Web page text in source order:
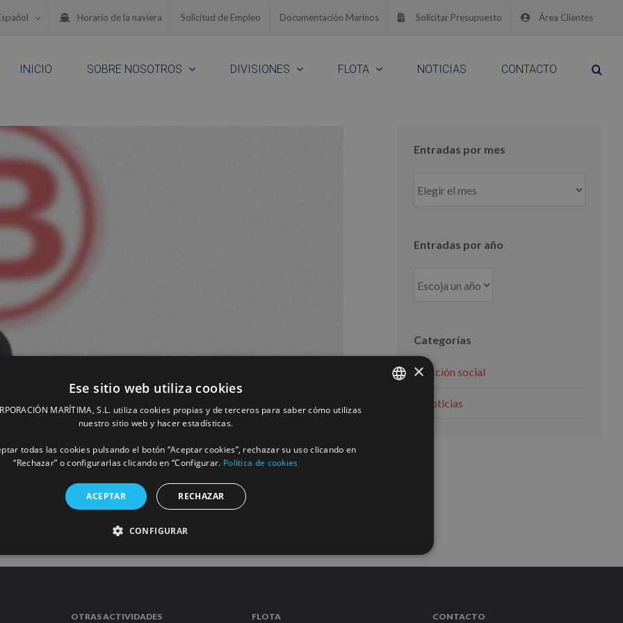
Horario de la naviera Solicitud de Empleo Documentación Marinos Solicitar Presupuesto Área Clientes
INICIO SOBRE NOSOTROS DIVISIONES FLOTA NOTICIAS CONTACTO
de Honor, la más alta distinción
MÁS INFORMACIÓN
Entradas por mes
por
Entradas por año
Categorías
Acción social
Noticias
OTRAS ACTIVIDADES FLOTA CONTACTO
×
Ese sitio web utiliza cookies
MARÍTIMA, S.L. utiliza cookies propias y de terceros para saber cómo utilizas
nuestro sitio web y hacer estadísticas.
todas las cookies pulsando el botón “Aceptar cookies”, rechazar su uso clicando en
“Rechazar” o configurarlas clicando en “Configurar. Política de cookies
ACEPTAR RECHAZAR
CONFIGURAR